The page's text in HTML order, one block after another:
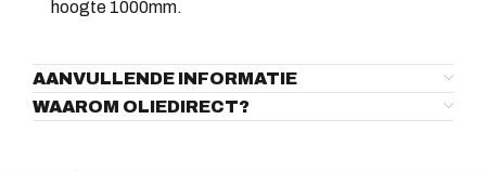
hoogte 1000mm.
AANVULLENDE INFORMATIE
WAAROM OLIEDIRECT?